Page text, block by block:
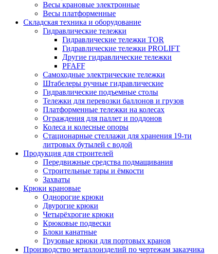
Весы крановые электронные
Весы платформенные
Складская техника и оборудование
Гидравлические тележки
Гидравлические тележки TOR
Гидравлические тележки PROLIFT
Другие гидравлические тележки
PFAFF
Самоходные электрические тележки
Штабелеры ручные гидравлические
Гидравлические подъемные столы
Тележки для перевозки баллонов и грузов
Платформенные тележки на колесах
Ограждения для паллет и поддонов
Колеса и колесные опоры
Стационарные стеллажи для хранения 19-ти
литровых бутылей с водой
Продукция для строителей
Передвижные средства подмащивания
Строительные тары и ёмкости
Захваты
Крюки крановые
Однорогие крюки
Двурогие крюки
Четырёхрогие крюки
Крюковые подвески
Блоки канатные
Грузовые крюки для портовых кранов
Производство металлоизделий по чертежам заказчика